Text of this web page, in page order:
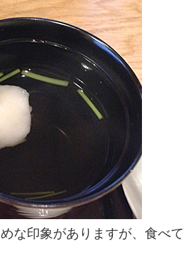
な印象がありますが、食べ